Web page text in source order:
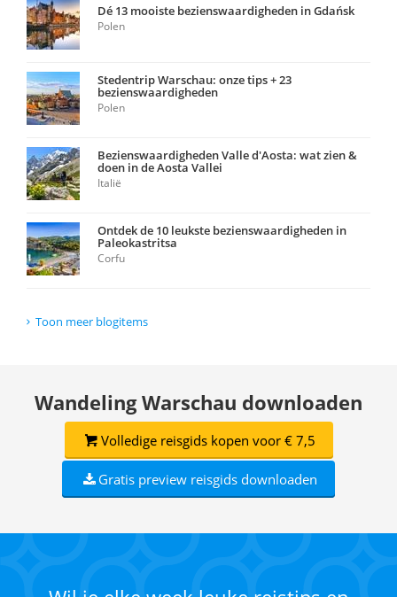
Dé 13 mooiste bezienswaardigheden in Gdańsk
Polen
Stedentrip Warschau: onze tips + 23
bezienswaardigheden
Polen
Bezienswaardigheden Valle d'Aosta: wat zien &
doen in de Aosta Vallei
Italië
Ontdek de 10 leukste bezienswaardigheden in
Paleokastritsa
Corfu
Toon meer blogitems
Wandeling Warschau downloaden
Volledige reisgids kopen voor € 7,5
Gratis preview reisgids downloaden